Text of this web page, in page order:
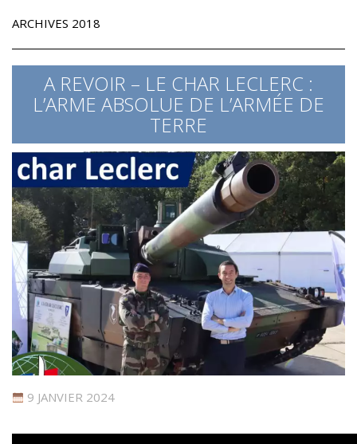
ARCHIVES 2018
A REVOIR – LE CHAR LECLERC :
L’ARME ABSOLUE DE L’ARMÉE DE
TERRE
9 JANVIER 2024